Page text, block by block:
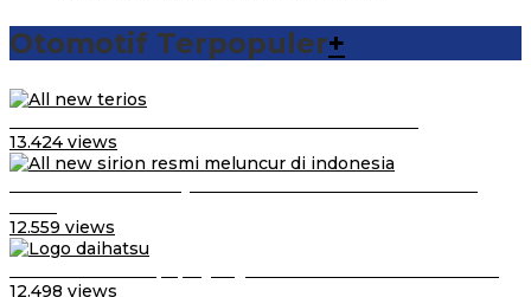
Otomotif Terpopuler+
13.424 views
12.559 views
12.498 views